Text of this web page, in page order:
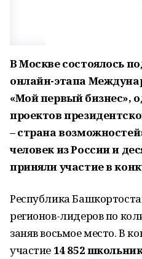
В Москве состоялось
онлайн-этапа
«Мой первый бизнес»,
проектов
– страна
человек из России и
приняли участие в
Республика
регионов-лидеров по
заняв восьмое место. В
участие 14 852